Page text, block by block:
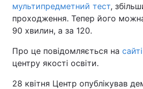
Україна
Економіка
Спорт Наука
мультипредметний тест,
проходження. Тепер його
90 хвилин, а за 120.
Про це повідомляється на сайті
центру якості освіти.
28 квітня Центр опублікував